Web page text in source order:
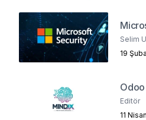
Selim
19
Odoo
Editör
11